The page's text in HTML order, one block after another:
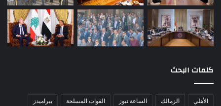
كلمات البحث
الأهلي الزمالك الساعة نيوز القوات المسلحة
بيراميدز